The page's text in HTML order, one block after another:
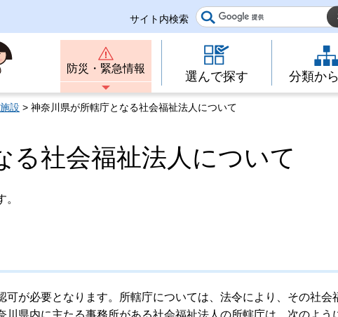
サイト内検索
防災・緊急情報
選んで探す 分類か
設 > 神奈川県が所轄庁となる社会福祉法人について
る社会福祉法人について
が必要となります。所轄庁については、法令により、その社会